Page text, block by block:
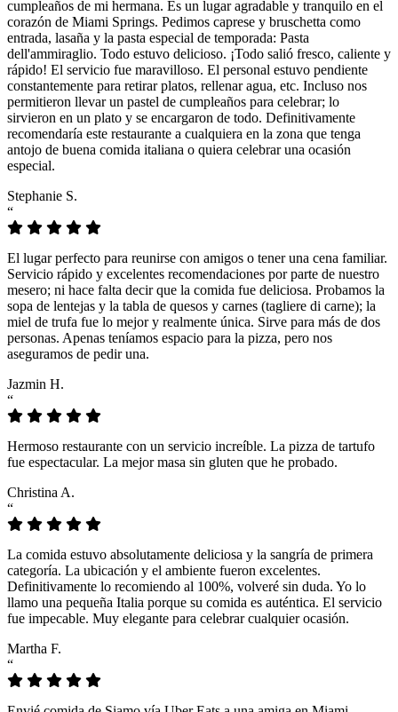
cumpleaños de mi hermana. Es un lugar agradable y tranquilo en el
corazón de Miami Springs. Pedimos caprese y bruschetta como
entrada, lasaña y la pasta especial de temporada: Pasta
dell'ammiraglio. Todo estuvo delicioso. ¡Todo salió fresco, caliente y
rápido! El servicio fue maravilloso. El personal estuvo pendiente
constantemente para retirar platos, rellenar agua, etc. Incluso nos
permitieron llevar un pastel de cumpleaños para celebrar; lo
sirvieron en un plato y se encargaron de todo. Definitivamente
recomendaría este restaurante a cualquiera en la zona que tenga
antojo de buena comida italiana o quiera celebrar una ocasión
especial.
Stephanie S.
“
El lugar perfecto para reunirse con amigos o tener una cena familiar.
Servicio rápido y excelentes recomendaciones por parte de nuestro
mesero; ni hace falta decir que la comida fue deliciosa. Probamos la
sopa de lentejas y la tabla de quesos y carnes (tagliere di carne); la
miel de trufa fue lo mejor y realmente única. Sirve para más de dos
personas. Apenas teníamos espacio para la pizza, pero nos
aseguramos de pedir una.
Jazmin H.
“
Hermoso restaurante con un servicio increíble. La pizza de tartufo
fue espectacular. La mejor masa sin gluten que he probado.
Christina A.
“
La comida estuvo absolutamente deliciosa y la sangría de primera
categoría. La ubicación y el ambiente fueron excelentes.
Definitivamente lo recomiendo al 100%, volveré sin duda. Yo lo
llamo una pequeña Italia porque su comida es auténtica. El servicio
fue impecable. Muy elegante para celebrar cualquier ocasión.
Martha F.
“